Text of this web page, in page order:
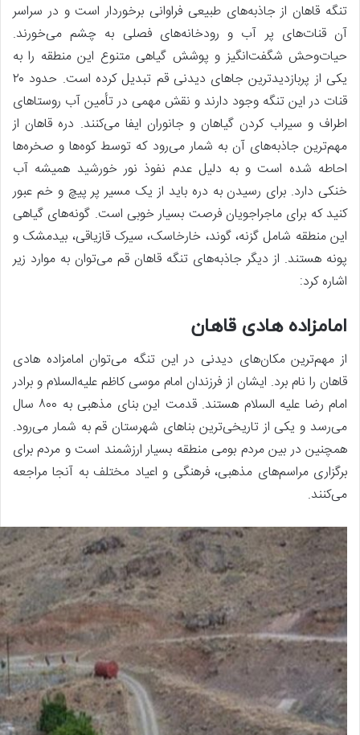
تنگه قاهان از جاذبه‌های طبیعی فراوانی برخوردار است و در سراسر
آن قنات‌های پر آب و رودخانه‌های فصلی به چشم می‌خورند.
حیات‌وحش شگفت‌انگیز و پوشش گیاهی متنوع این منطقه را به
یکی از پربازدیدترین جاهای دیدنی قم تبدیل کرده است. حدود ۲۰
قنات در این تنگه وجود دارند و نقش مهمی در تأمین آب روستاهای
اطراف و سیراب کردن گیاهان و جانوران ایفا می‌کنند. دره قاهان از
مهم‌ترین جاذبه‌های آن به شمار می‌رود که توسط کوه‌ها و صخره‌ها
احاطه شده است و به دلیل عدم نفوذ نور خورشید همیشه آب
خنکی دارد. برای رسیدن به دره باید از یک مسیر پر پیچ و خم عبور
کنید که برای ماجراجویان فرصت بسیار خوبی است. گونه‌های گیاهی
این منطقه شامل گزنه، گوند، خارخاسک، سیرک قازیاقی، بیدمشک و
پونه هستند. از دیگر جاذبه‌های تنگه قاهان قم می‌توان به موارد زیر
اشاره کرد:
امامزاده هادی قاهان
از مهم‌ترین مکان‌های دیدنی در این تنگه می‌توان امامزاده هادی
قاهان را نام برد. ایشان از فرزندان امام موسی کاظم علیه‌السلام و برادر
امام رضا علیه السلام هستند. قدمت این بنای مذهبی به ۸۰۰ سال
می‌رسد و یکی از تاریخی‌ترین بناهای شهرستان قم به شمار می‌رود.
همچنین در بین مردم بومی منطقه بسیار ارزشمند است و مردم برای
برگزاری مراسم‌های مذهبی، فرهنگی و اعیاد مختلف به آنجا مراجعه
می‌کنند.